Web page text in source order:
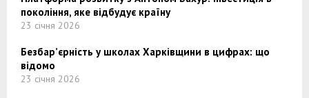
покоління, яке відбудує країну
23 січня 2026
Безбар’єрність у школах Харківщини в цифрах: що
відомо
23 січня 2026